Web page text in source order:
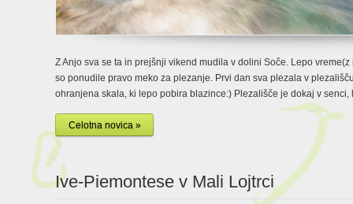
Z Anjo sva se ta in prejšnji vikend mudila v dolini Soče. Lepo
so ponudile pravo meko za plezanje. Prvi dan sva plezala v
ohranjena skala, ki lepo pobira blazince:) Plezališče je dokaj v
Celotna novica »
Ive-Piemontese v Mali Lojtrci